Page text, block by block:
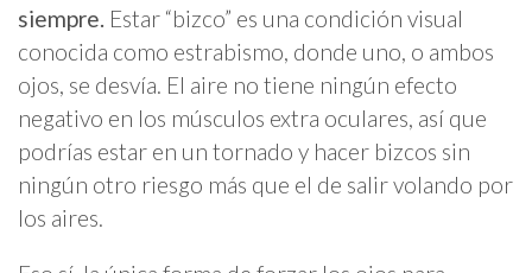
siempre. Estar “bizco” es una condición visual
conocida como estrabismo, donde uno, o ambos
ojos, se desvía. El aire no tiene ningún efecto
negativo en los músculos extra oculares, así que
podrías estar en un tornado y hacer bizcos sin
ningún otro riesgo más que el de salir volando por
los aires.